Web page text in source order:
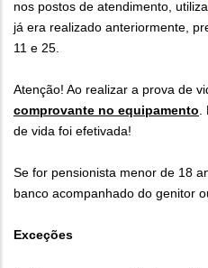
nos postos de atendimento,
já era realizado anteriormente,
11 e 25.
Atenção! Ao realizar a prova de
comprovante no equipamento.
de vida foi efetivada!
Se for pensionista menor de 18
banco acompanhado do genitor
Exceções